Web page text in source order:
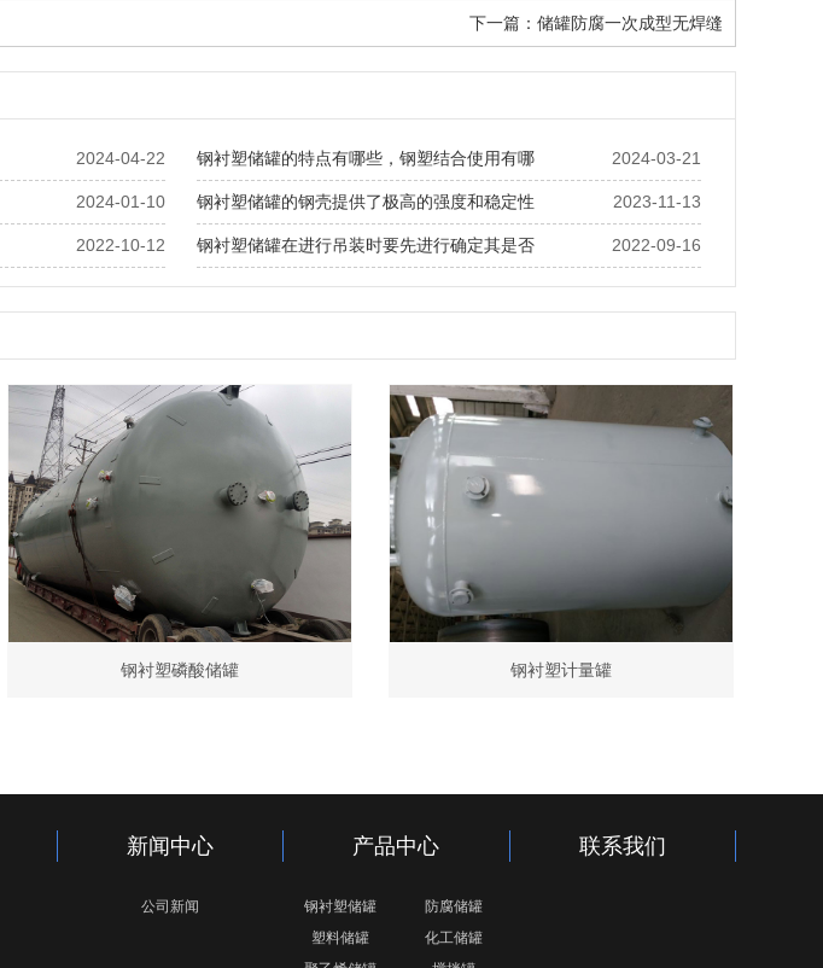
下一篇： 储罐防腐一次成型无焊缝
2024-04-22 2024-03-21
钢衬塑储罐的特点有哪些，钢塑结合使用有哪
2024-01-10 2023-11-13
钢衬塑储罐的钢壳提供了极高的强度和稳定性
2022-10-12 2022-09-16
钢衬塑储罐在进行吊装时要先进行确定其是否
钢衬塑磷酸储罐 钢衬塑计量罐
新闻中心
公司新闻
产品中心
钢衬塑储罐
防腐储罐
塑料储罐
化工储罐
联系我们